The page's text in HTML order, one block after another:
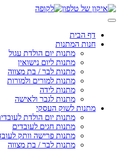
Skip
to
דף הבית
חנות המתנות
מתנות יום הולדת עגול
מתנות ליום נישואין
מתנות לבר / בת מצווה
מתנות למורים ולמורות
מתנות לידה
מתנות לגבר ולאישה
מתנות לשוק העסקי
מתנות יום הולדת
מתנות חגים לעובדים
מתנות פרישה וותק
מתנות לבר / בת מצווה